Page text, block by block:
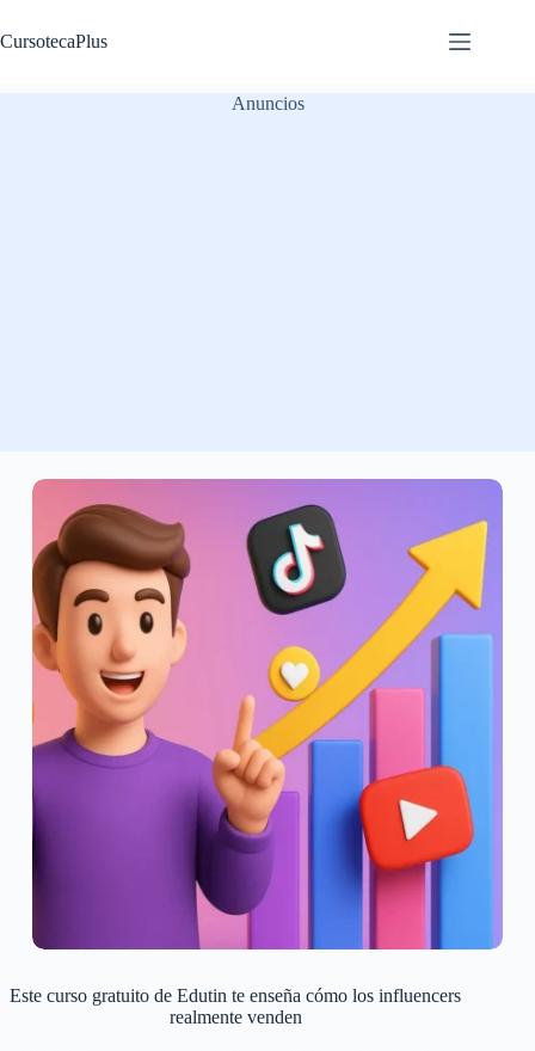
al
contenido
CursotecaPlus
Anuncios
Este curso gratuito de Edutin te enseña cómo los influencers
realmente venden